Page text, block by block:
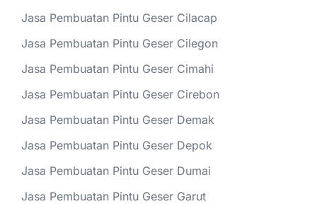
Jasa Pembuatan Pintu Geser Cilacap
Jasa Pembuatan Pintu Geser Cilegon
Jasa Pembuatan Pintu Geser Cimahi
Jasa Pembuatan Pintu Geser Cirebon
Jasa Pembuatan Pintu Geser Demak
Jasa Pembuatan Pintu Geser Depok
Jasa Pembuatan Pintu Geser Dumai
Jasa Pembuatan Pintu Geser Garut